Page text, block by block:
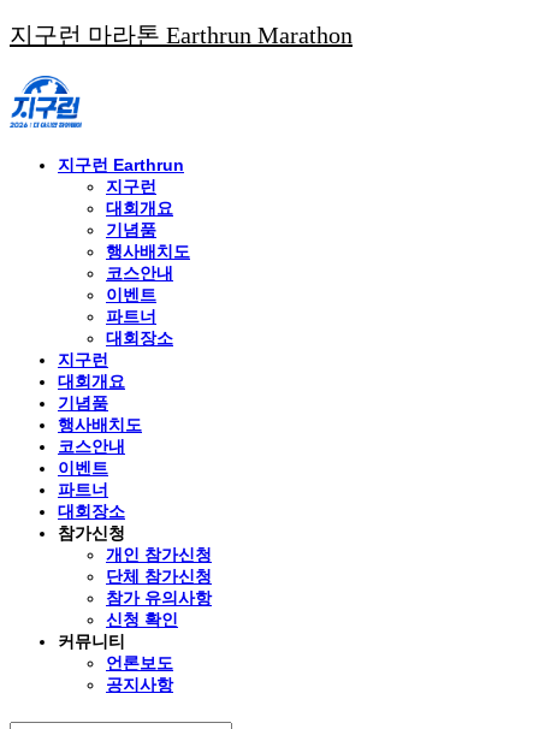
지구런 마라톤 Earthrun Marathon
지구런 Earthrun
지구런
대회개요
기념품
행사배치도
코스안내
이벤트
파트너
대회장소
지구런
대회개요
기념품
행사배치도
코스안내
이벤트
파트너
대회장소
참가신청
개인 참가신청
단체 참가신청
참가 유의사항
신청 확인
커뮤니티
언론보도
공지사항